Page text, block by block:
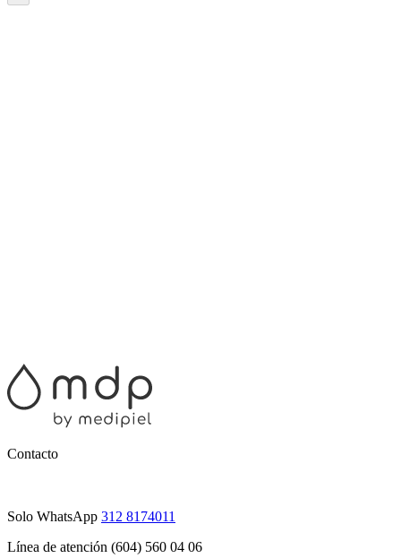
Contacto
Solo WhatsApp 312 8174011
Línea de atención (604) 560 04 06